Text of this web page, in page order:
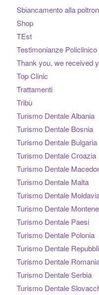
Sbiancamento alla
Shop
TEst
Testimonianze
Thank you, we received
Top Clinic
Trattamenti
Tribù
Turismo Dentale Albania
Turismo Dentale Bosnia
Turismo Dentale Bulgaria
Turismo Dentale Croazia
Turismo Dentale
Turismo Dentale Malta
Turismo Dentale
Turismo Dentale
Turismo Dentale Paesi
Turismo Dentale Polonia
Turismo Dentale
Turismo Dentale
Turismo Dentale Serbia
Turismo Dentale